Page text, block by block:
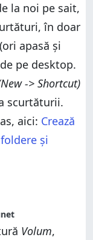
la noi pe sait,
în doar
apasă și
pe desktop.
-> Shortcut)
scurtăturii.
aici: Crează
și
Volum,